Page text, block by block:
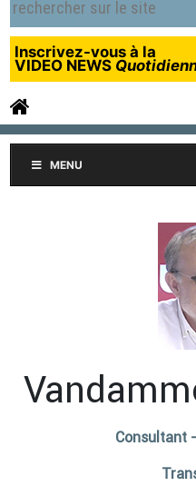
Inscrivez-vous à la
VIDEO NEWS
MENU
Consultant